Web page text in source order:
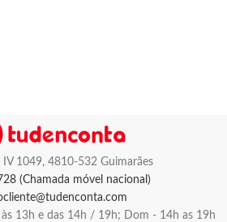
IV 1049, 4810-532 Guimarães
(Chamada móvel nacional)
às 13h e das 14h / 19h; Dom - 14h as 19h